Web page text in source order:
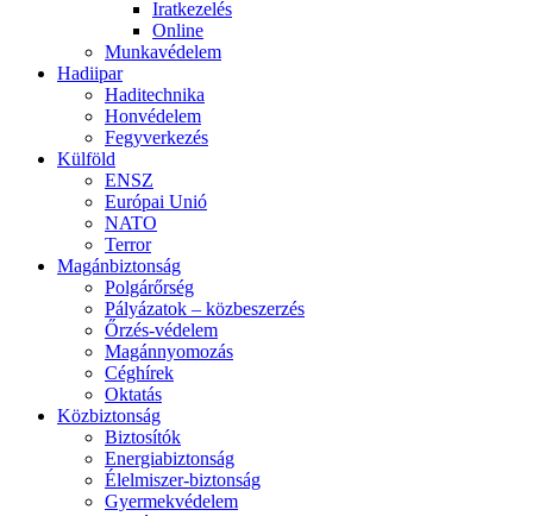
Iratkezelés
Online
Munkavédelem
Hadiipar
Haditechnika
Honvédelem
Fegyverkezés
Külföld
ENSZ
Európai Unió
NATO
Terror
Magánbiztonság
Polgárőrség
Pályázatok – közbeszerzés
Őrzés-védelem
Magánnyomozás
Céghírek
Oktatás
Közbiztonság
Biztosítók
Energiabiztonság
Élelmiszer-biztonság
Gyermekvédelem